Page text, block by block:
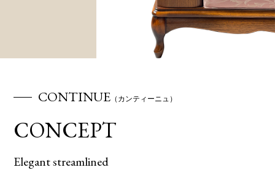
CONTINUE （カンティーニュ）
CONCEPT
Elegant streamlined